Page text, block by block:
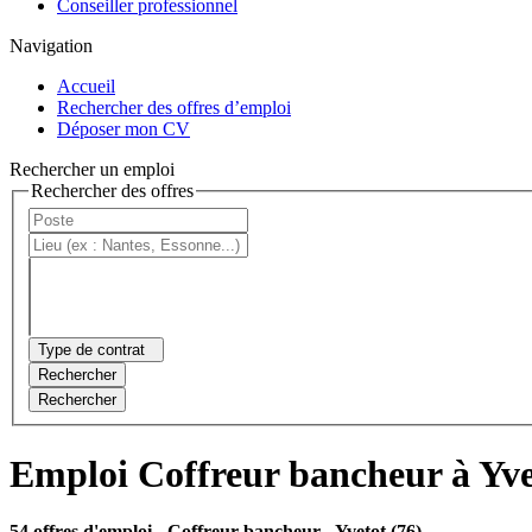
Conseiller professionnel
Navigation
Accueil
Rechercher des offres d’emploi
Déposer mon CV
Rechercher un emploi
Rechercher des offres
Type de contrat
Rechercher
Rechercher
Emploi Coffreur bancheur à